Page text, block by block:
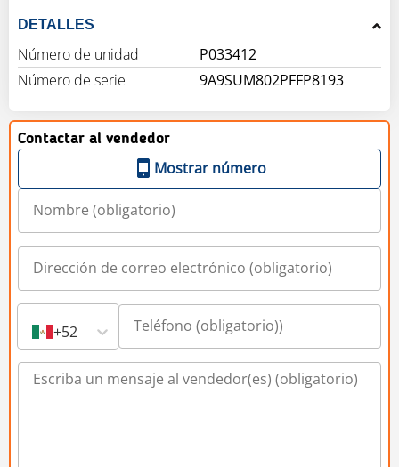
DETALLES
Número de unidad
P033412
Número de serie
9A9SUM802PFFP8193
Contactar al vendedor
Mostrar número
+52